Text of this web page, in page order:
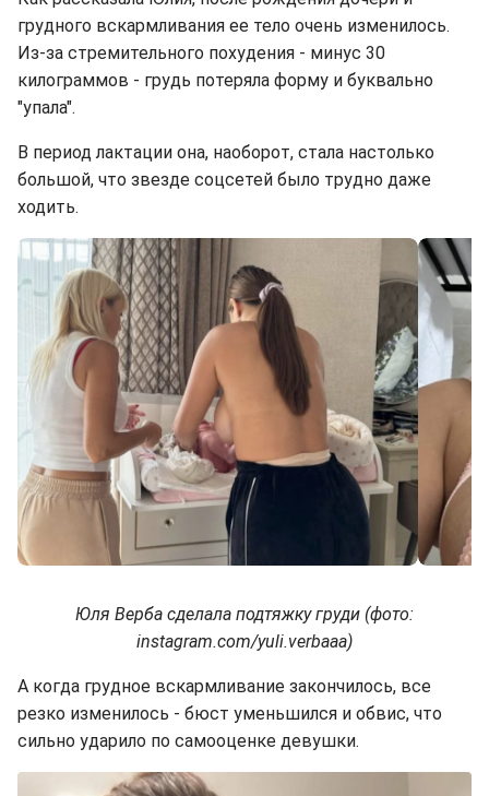
грудного вскармливания ее тело очень изменилось.
Из-за стремительного похудения - минус 30
килограммов - грудь потеряла форму и буквально
"упала".
В период лактации она, наоборот, стала настолько
большой, что звезде соцсетей было трудно даже
ходить.
Юля Верба сделала подтяжку груди (фото:
instagram.com/yuli.verbaaa)
А когда грудное вскармливание закончилось, все
резко изменилось - бюст уменьшился и обвис, что
сильно ударило по самооценке девушки.